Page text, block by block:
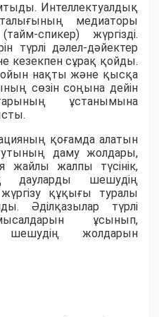
Интеллектуалдық
медиаторы
спикер) жүргізді.
түрлі дәлел-дәйектер
кезекпен сұрақ қойды.
нақты және қысқа
сөзін соңына дейін
ұстанымына
қоғамда алатын
даму жолдары,
жайлы жалпы түсінік,
дауларды шешудің
құқығы туралы
Әділқазылар түрлі
ұсынып,
жолдарын